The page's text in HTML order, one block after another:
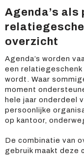
Agenda’s
overzicht
Agenda’s worden
een
wordt. Waar
moment
hele jaar onderdeel
persoonlijke
op kantoor,
De combinatie van
gebruik maakt deze